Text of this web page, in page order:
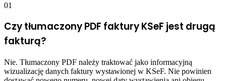
01
Czy tłumaczony PDF faktury KSeF jest drugą
fakturą?
Nie. Tłumaczony PDF należy traktować jako informacyjną
wizualizację danych faktury wystawionej w KSeF. Nie powinien